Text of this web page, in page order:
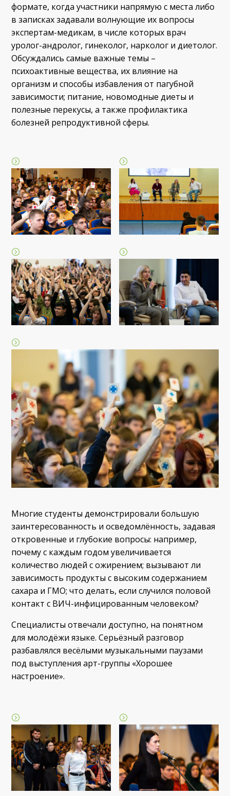
формате, когда участники напрямую с места либо
в записках задавали волнующие их вопросы
экспертам-медикам, в числе которых врач
уролог-андролог, гинеколог, нарколог и диетолог.
Обсуждались самые важные темы –
психоактивные вещества, их влияние на
организм и способы избавления от пагубной
зависимости; питание, новомодные диеты и
полезные перекусы, а также профилактика
болезней репродуктивной сферы.
Многие студенты демонстрировали большую
заинтересованность и осведомлённость, задавая
откровенные и глубокие вопросы: например,
почему с каждым годом увеличивается
количество людей с ожирением; вызывают ли
зависимость продукты с высоким содержанием
сахара и ГМО; что делать, если случился половой
контакт с ВИЧ-инфицированным человеком?
Специалисты отвечали доступно, на понятном
для молодёжи языке. Серьёзный разговор
разбавлялся весёлыми музыкальными паузами
под выступления арт-группы «Хорошее
настроение».